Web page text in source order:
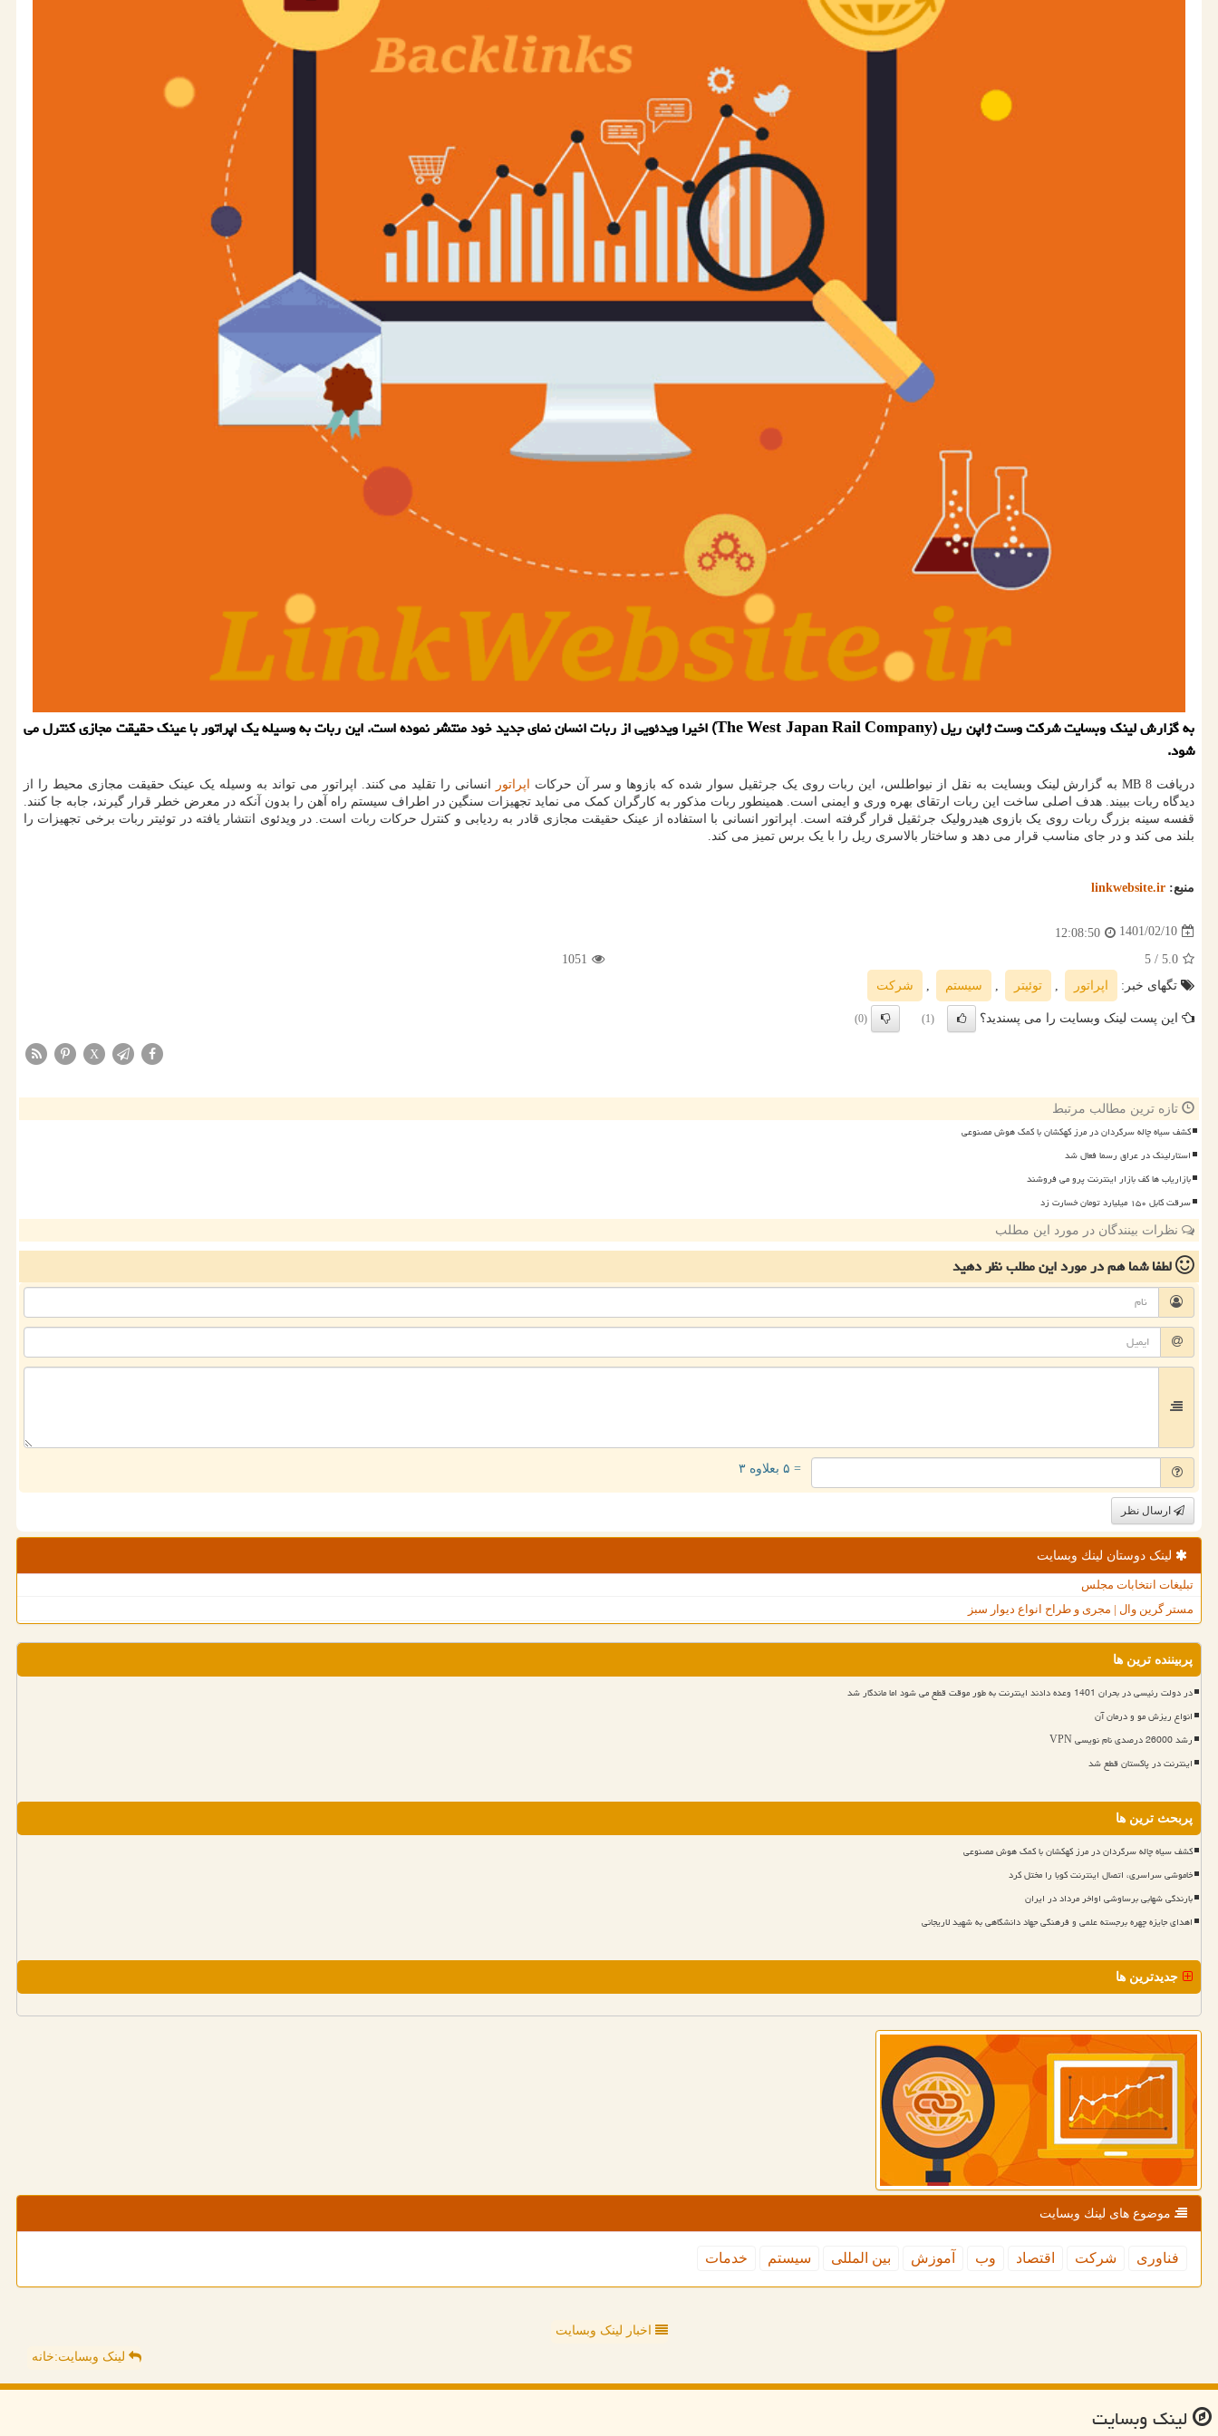
به گزارش لینک وبسایت شرکت وست ژاپن ریل (The West Japan Rail Company) اخیرا ویدئویی از ربات انسان نمای جدید خود منتشر نموده است. این ربات به وسیله یک اپراتور با عینک حقیقت مجازی کنترل می
شود.
دریافت 8 MB به گزارش لینک وبسایت به نقل از نیواطلس، این ربات روی یک جرثقیل سوار شده که بازوها و سر آن حرکات اپراتور
انسانی را تقلید می کنند. اپراتور می تواند به وسیله یک عینک حقیقت مجازی محیط را از
دیدگاه ربات ببیند. هدف اصلی ساخت این ربات ارتقای بهره وری و ایمنی است. همینطور ربات مذکور به کارگران کمک می نماید تجهیزات سنگین در اطراف سیستم راه آهن را بدون آنکه در معرض خطر قرار گیرند، جابه جا کنند.
قفسه سینه بزرگ ربات روی یک بازوی هیدرولیک جرثقیل قرار گرفته است. اپراتور انسانی با استفاده از عینک حقیقت مجازی قادر به ردیابی و کنترل حرکات ربات است. در ویدئوی انتشار یافته در توئیتر ربات برخی تجهیزات را
بلند می کند و در جای مناسب قرار می دهد و ساختار بالاسری ریل را با یک برس تمیز می کند.
منبع: linkwebsite.ir
1401/02/10
12:08:50
5.0
/ 5
1051
تگهای خبر:
اپراتور توئیتر سیستم شركت
این پست لینک وبسایت را می پسندید؟ (1)
(0)
X
تازه ترین مطالب مرتبط
کشف سیاه چاله سرگردان در مرز کهکشان با کمک هوش مصنوعی
استارلینک در عراق رسما فعال شد
بازاریاب ها کف بازار اینترنت پرو می فروشند
سرقت کابل ۱۵۰ میلیارد تومان خسارت زد
نظرات بینندگان در مورد این مطلب
لطفا شما همدر مورد این مطلبنظر دهید
= ۵ بعلاوه ۳
ارسال نظر
لینک دوستان لینك وبسایت
تبلیغات انتخابات مجلس
مستر گرین وال | مجری و طراح انواع دیوار سبز
پربیننده ترین ها
در دولت رئیسی در بحران 1401 وعده دادند اینترنت به طور موقت قطع می شود اما ماندگار شد
انواع ریزش مو و درمان آن
رشد 26000 درصدی نام نویسی VPN
اینترنت در پاکستان قطع شد
پربحث ترین ها
کشف سیاه چاله سرگردان در مرز کهکشان با کمک هوش مصنوعی
خاموشی سراسری، اتصال اینترنت کوبا را مختل کرد
بارندگی شهابی برساوشی اواخر مرداد در ایران
اهدای جایزه چهره برجسته علمی و فرهنگی جهاد دانشگاهی به شهید لاریجانی
جدیدترین ها
موضوع های لینك وبسایت
فناوری شركت اقتصاد وب آموزش بین المللی سیستم خدمات
اخبار لینک وبسایت
لینک وبسایت:خانه
لینك وبسایت